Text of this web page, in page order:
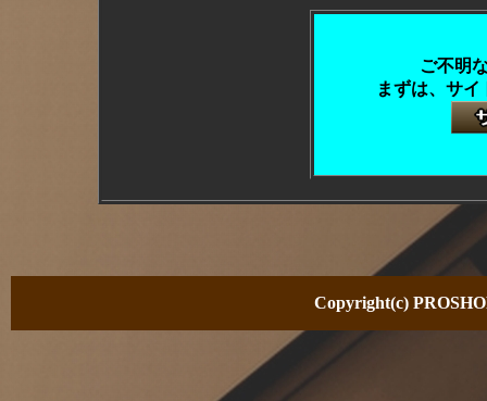
ご不明
まずは、サ
Copyright(c)